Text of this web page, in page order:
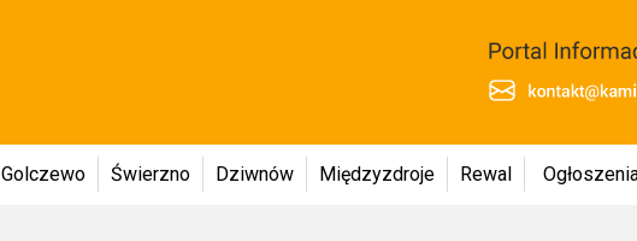
Golczewo Świerzno Dziwnów Międzyzdroje Rewal